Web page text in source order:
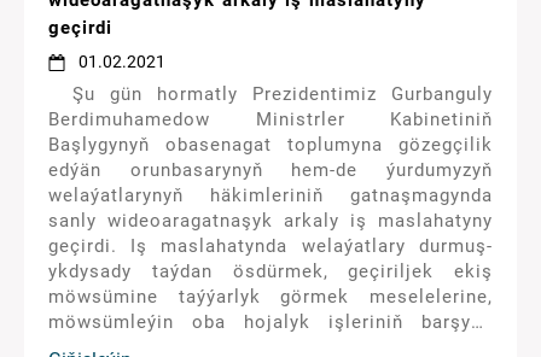
geçirdi
01.02.2021
Şu gün hormatly Prezidentimiz Gurbanguly
Berdimuhamedow Ministrler Kabinetiniň
Başlygynyň obasenagat toplumyna gözegçilik
edýän orunbasarynyň hem-de ýurdumyzyň
welaýatlarynyň häkimleriniň gatnaşmagynda
sanly wideoaragatnaşyk arkaly iş maslahatyny
geçirdi. Iş maslahatynda welaýatlary durmuş-
ykdysady taýdan ösdürmek, geçiriljek ekiş
möwsümine taýýarlyk görmek meselelerine,
möwsümleýin oba hojalyk işleriniň barşyna
garaldy hem-de welaýatlaryň ýolbaşçylarynyň